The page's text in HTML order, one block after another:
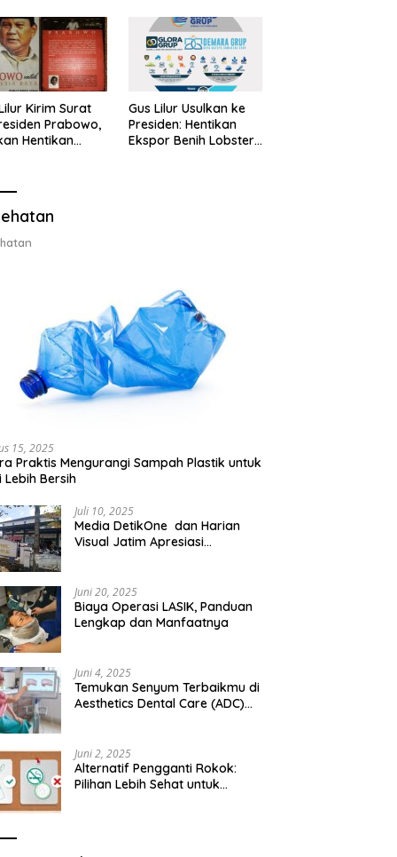
Kirim Surat
Prabowo,
Hentikan
50 Gram
Gus Lilur Usulkan ke
Presiden: Hentikan
Ekspor Benih Lobster,
15, 2025
Praktis Mengurangi Sampah Plastik untuk
Lebih Bersih
Juli 10, 2025
Media DetikOne dan Harian
Visual Jatim Apresiasi
Juni 20, 2025
Biaya Operasi LASIK, Panduan
Lengkap dan Manfaatnya
Juni 4, 2025
Temukan Senyum Terbaikmu di
Aesthetics Dental Care (ADC)
Juni 2, 2025
Alternatif Pengganti Rokok:
Pilihan Lebih Sehat untuk